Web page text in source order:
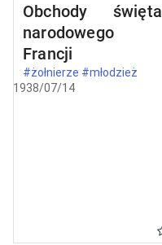
Obchody święta
narodowego
Francji
#żołnierze #młodzież
1938/07/14